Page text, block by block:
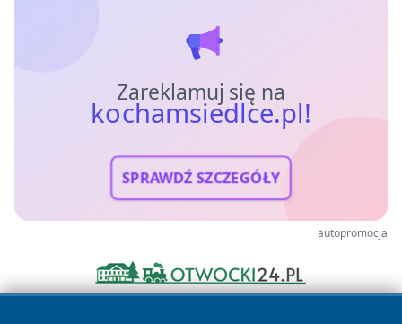
Zareklamuj się na
kochamsiedlce.pl!
SPRAWDŹ SZCZEGÓŁY
autopromocja